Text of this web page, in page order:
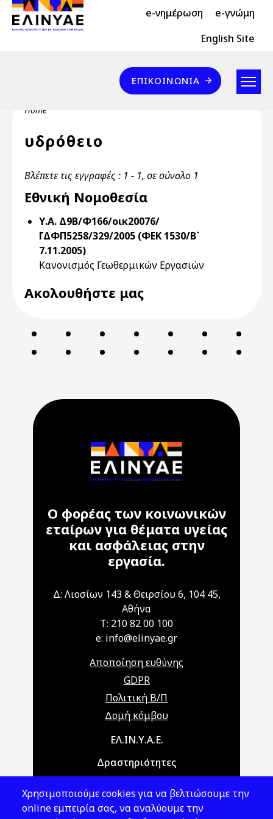
Skip to main content
Header Top 2 e-νημέρωση e-γνώμη
Header Top English Site
Επικοινωνία
ΕΠΙΚΟΙΝΩΝΊΑ
Breadcrumb
Home
υδρόθειο
Βλέπετε τις εγγραφές : 1 - 1, σε σύνολο 1
Εθνική Νομοθεσία
Υ.Α. Δ9Β/Φ166/οικ20076/
ΓΔΦΠ5258/329/2005 (ΦΕΚ 1530/Β`
7.11.2005)
Κανονισμός Γεωθερμικών Εργασιών
Ακολουθήστε μας
Ο φορέας των κοινωνικών
εταίρων για θέματα υγείας
και ασφάλειας στην
εργασία.
Δ: Λιοσίων 143 & Θειρσίου 6, 104 45,
Αθήνα
T: 210 82 00 100
e: info@elinyae.gr
Αποποίηση ευθύνης
GDPR
Πολιτική Β/Π
Δομή κόμβου
Main navigationΕΛ.ΙΝ.Υ.Α.Ε.
Δραστηριότητες
Νομοθεσία
Χρησιμοποιούμε cookies για να βελτιώσουμε την
online εμπειρία σας, να αναλύουμε την